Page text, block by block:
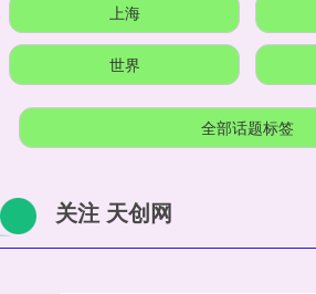
上海
世界
全部话题标签
关注 天创网